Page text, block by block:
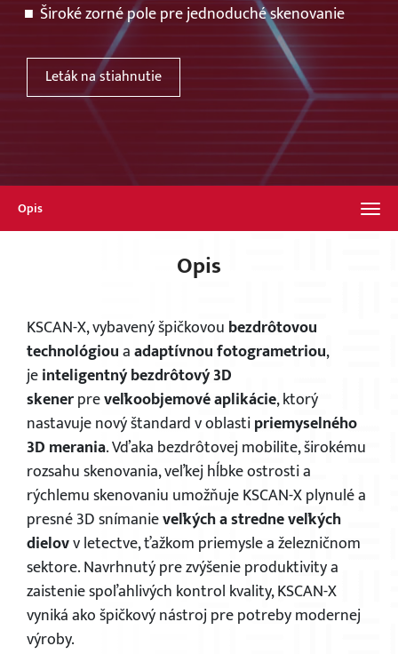
Široké zorné pole pre jednoduché skenovanie
Leták na stiahnutie
Opis
Opis
KSCAN-X, vybavený špičkovou bezdrôtovou
technológiouaadaptívnou fotogrametriou,
jeinteligentný bezdrôtový 3D
skenerpreveľkoobjemové aplikácie, ktorý
nastavuje nový štandard v oblastipriemyselného
3D merania. Vďaka bezdrôtovej mobilite, širokému
rozsahu skenovania, veľkej hĺbke ostrosti a
rýchlemu skenovaniu umožňuje KSCAN-X plynulé a
presné 3D snímanieveľkých a stredne veľkých
dielovv letectve, ťažkom priemysle a železničnom
sektore. Navrhnutý pre zvýšenie produktivity a
zaistenie spoľahlivých kontrol kvality, KSCAN-X
vyniká ako špičkový nástroj pre potreby modernej
výroby.